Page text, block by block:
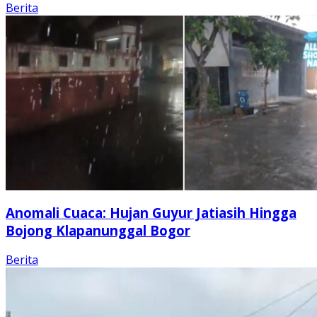
Berita
Anomali Cuaca: Hujan Guyur Jatiasih Hingga
Bojong Klapanunggal Bogor
Berita